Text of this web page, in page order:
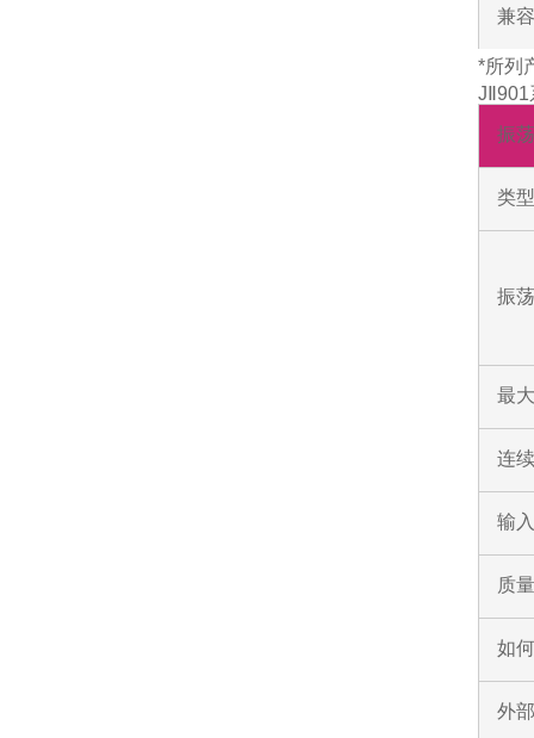
兼
*所列
JⅡ901
振
类型
振
最
连
输
质
如
外